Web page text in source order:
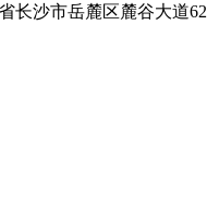
长沙市岳麓区麓谷大道